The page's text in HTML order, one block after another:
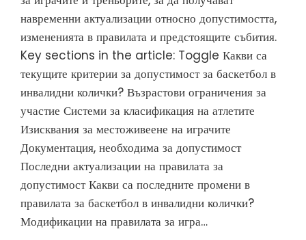
навременни актуализации относно допустимостта,
измененията в правилата и предстоящите събития.
Key sections in the article: Toggle Какви са
текущите критерии за допустимост за баскетбол в
инвалидни колички? Възрастови ограничения за
участие Системи за класификация на атлетите
Изисквания за местоживеене на играчите
Документация, необходима за допустимост
Последни актуализации на правилата за
допустимост Какви са последните промени в
правилата за баскетбол в инвалидни колички?
Модификации на правилата за игра…